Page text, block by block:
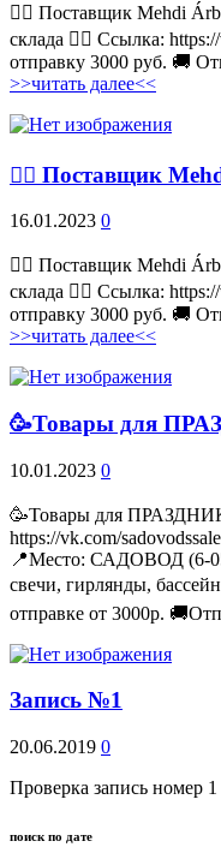
💁‍♂ Поставщик Mehdi
склада 👉🏻 Ссылка:
отправку 3000 руб. 🚚
>>читать далее<<
💁‍♂ Поставщик
16.01.2023 0
💁‍♂ Поставщик Mehdi
склада 👉🏻 Ссылка:
отправку 3000 руб. 🚚
>>читать далее<<
🥳Товары для
10.01.2023 0
🥳Товары для
https://vk.com/
📍Место: САДОВОД (6-
свечи, гирлянды,
отправке от 3000р.
Запись №1
20.06.2019 0
Проверка запись номер 1
поиск по дате